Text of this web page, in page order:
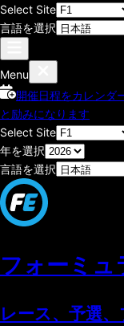
Select Site
言語を選択
Menu
開催日程をカレンダ
と励みになります
Select Site
年を選択
言語を選択
フォーミュ
レース、予選